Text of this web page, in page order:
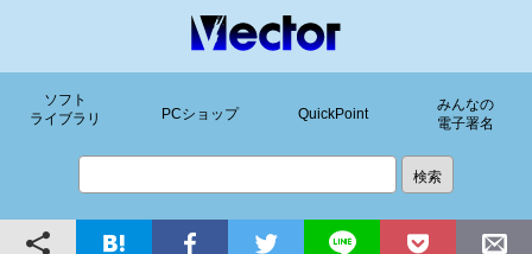
ソフト
ライブラリ
PCショップ QuickPoint
みんなの
電子署名